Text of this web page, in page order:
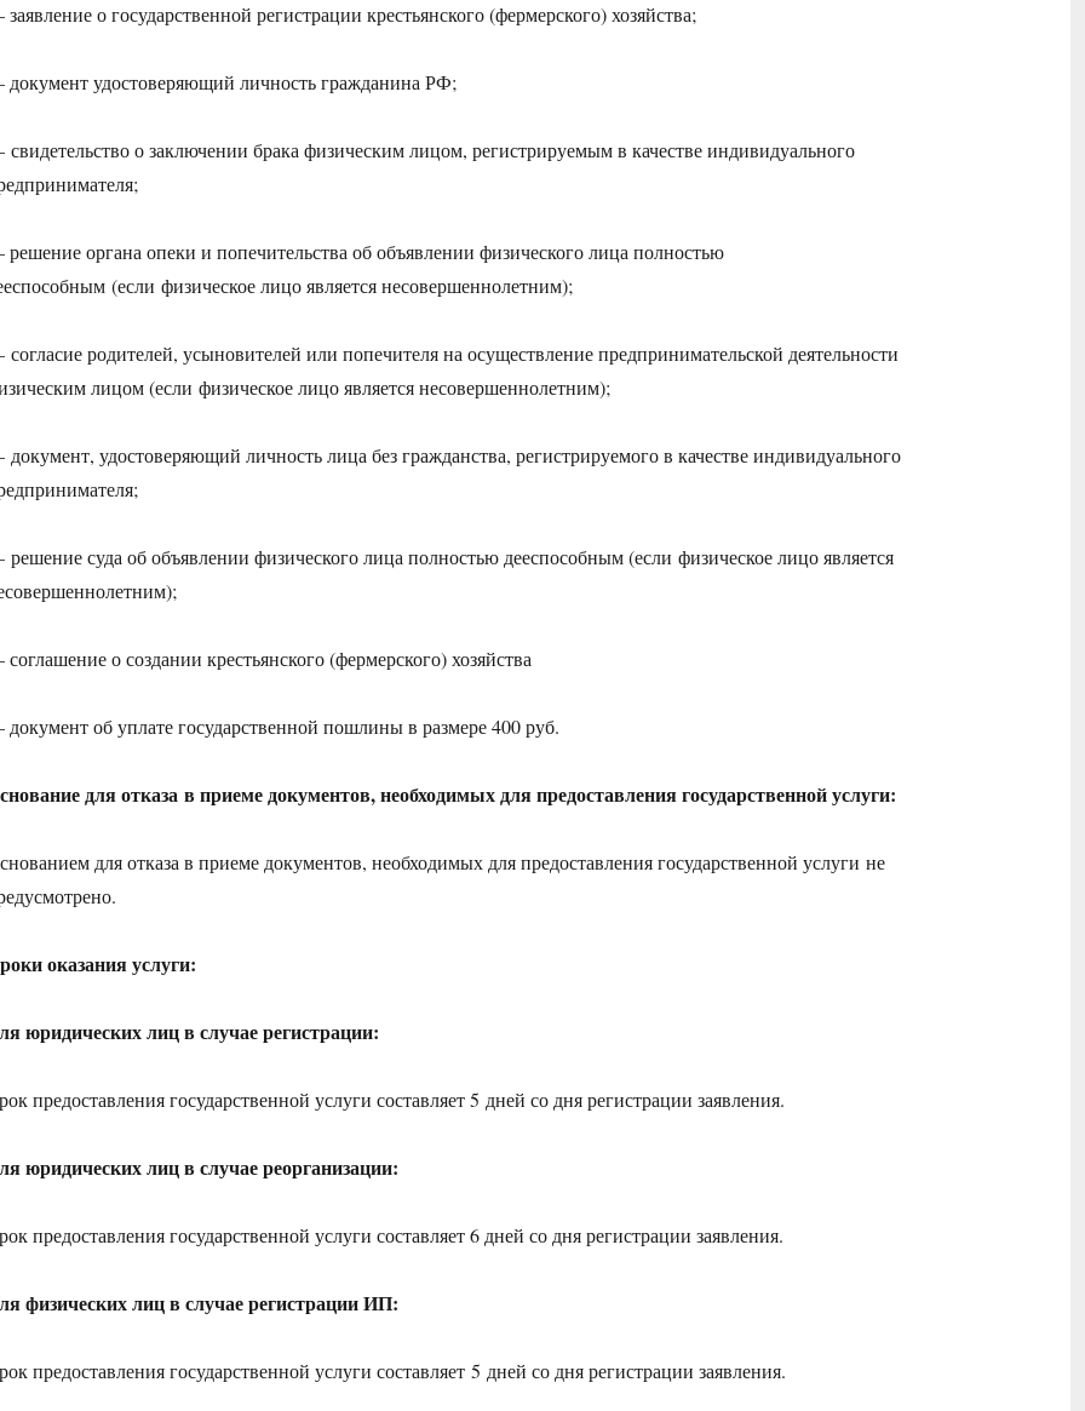
о государственной регистрации крестьянского (фермерского) хозяйства;
удостоверяющий личность гражданина РФ;
о заключении брака физическим лицом, регистрируемым в качестве индивидуального
органа опеки и попечительства об объявлении физического лица полностью
(если физическое лицо является несовершеннолетним);
родителей, усыновителей или попечителя на осуществление предпринимательской деятельности
лицом (если физическое лицо является несовершеннолетним);
удостоверяющий личность лица без гражданства, регистрируемого в качестве индивидуального
суда об объявлении физического лица полностью дееспособным (если физическое лицо является
о создании крестьянского (фермерского) хозяйства
об уплате государственной пошлины в размере 400 руб.
для отказа в приеме документов, необходимых для предоставления государственной услуги:
для отказа в приеме документов, необходимых для предоставления государственной услуги не
оказания услуги:
юридических лиц в случае регистрации:
предоставления государственной услуги составляет 5 дней со дня регистрации заявления.
юридических лиц в случае реорганизации:
предоставления государственной услуги составляет 6 дней со дня регистрации заявления.
физических лиц в случае регистрации ИП:
предоставления государственной услуги составляет 5 дней со дня регистрации заявления.